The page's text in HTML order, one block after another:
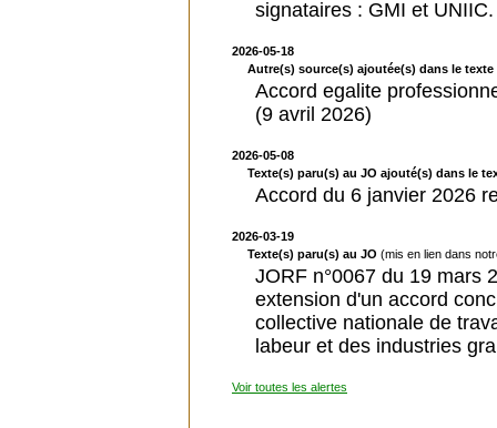
signataires : GMI et UNIIC.
2026-05-18
Autre(s) source(s) ajoutée(s) dans le
Accord egalite
(9 avril 2026)
2026-05-08
Texte(s) paru(s) au JO ajouté(s) dans le
Accord du 6 janvier 2026
2026-03-19
Texte(s) paru(s) au JO (mis en lien dans
JORF n°0067 du 19 mars
extension d'un accord
collective nationale de
labeur et des industries
Voir toutes les alertes